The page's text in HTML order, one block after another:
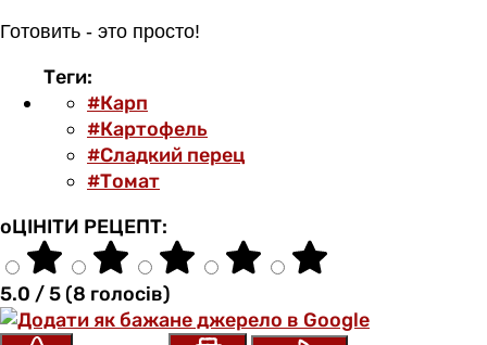
Готовить - это просто!
Теги:
#Карп
#Картофель
#Сладкий перец
#Томат
оЦІНІТИ РЕЦЕПТ:
5.0 / 5 (8 голосів)